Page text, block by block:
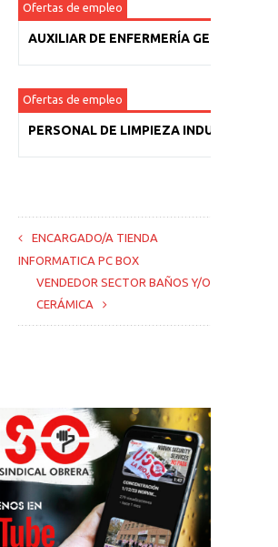
Ofertas de empleo
AUXILIAR DE ENFERMERÍA GERIÁTRICA
Ofertas de empleo
PERSONAL DE LIMPIEZA INDUSTRIAL
ENCARGADO/A TIENDA
INFORMATICA PC BOX
VENDEDOR SECTOR BAÑOS Y/O
CERÁMICA